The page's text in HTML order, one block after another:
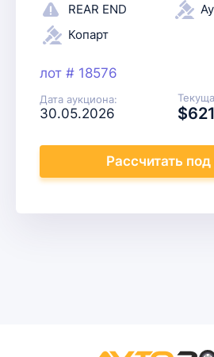
REAR END
Копарт
лот # 18576
Дата аукциона:
30.05.2026
Рассчитать